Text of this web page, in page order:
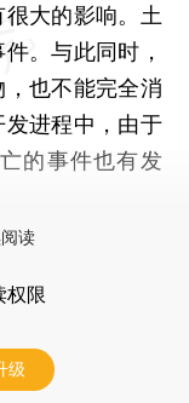
大的影响。土
。与此同时，
也不能完全消
进程中，由于
的事件也有发
读
权限
级